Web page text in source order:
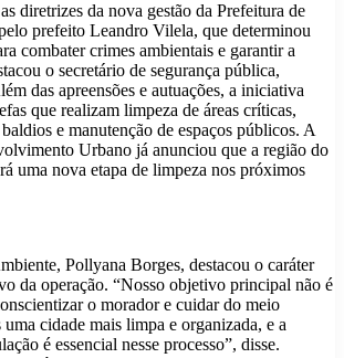
diretrizes da nova gestão da Prefeitura de
prefeito Leandro Vilela, que determinou
combater crimes ambientais e garantir a
o secretário de segurança pública,
das apreensões e autuações, a iniciativa
que realizam limpeza de áreas críticas,
e manutenção de espaços públicos. A
Urbano já anunciou que a região do
uma nova etapa de limpeza nos próximos
Pollyana Borges, destacou o caráter
da operação. “Nosso objetivo principal não é
o morador e cuidar do meio
cidade mais limpa e organizada, e a
é essencial nesse processo”, disse.